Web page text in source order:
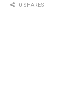
0 SHARES